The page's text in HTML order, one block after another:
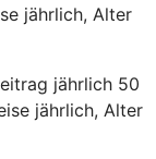
jährlich, Alter
jährlich 50
jährlich, Alter